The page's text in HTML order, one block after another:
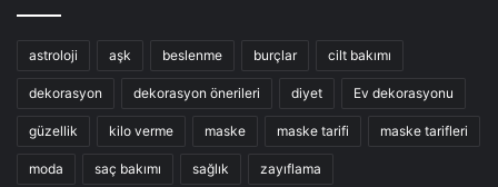
astroloji aşk beslenme burçlar cilt bakımı
dekorasyon dekorasyon önerileri diyet Ev dekorasyonu
güzellik kilo verme maske maske tarifi maske tarifleri
moda saç bakımı sağlık zayıflama